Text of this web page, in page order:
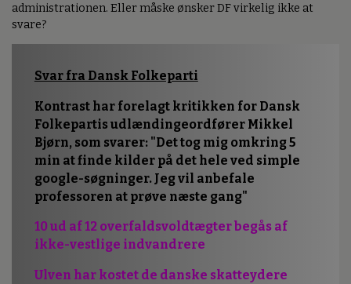
administrationen. Eller måske ønsker DF virkelig ikke at
svare?
Svar fra Dansk Folkeparti
Kontrast har forelagt kritikken for Dansk
Folkepartis udlændingeordfører Mikkel
Bjørn, som svarer: "Det tog mig omkring 5
min at finde kilder på det hele ved simple
google-søgninger. Jeg vil anbefale
professoren at prøve næste gang"
10 ud af 12 overfaldsvoldtægter begås af
ikke-vestlige indvandrere
Ulven har kostet de danske skatteydere